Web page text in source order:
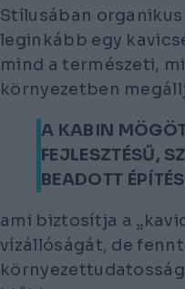
Stílusában
leginkább egy
mind a természeti,
környezetben
A KABIN
FEJLESZTÉSŰ,
BEADOTT
ami biztosítja a
vízállóságát, de